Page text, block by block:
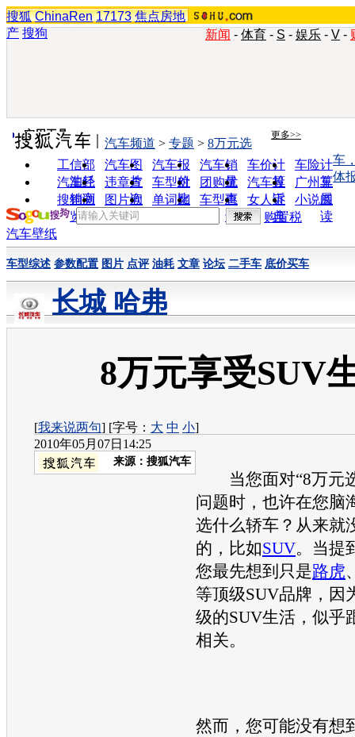
搜狐 ChinaRen 17173 焦点房地
产 搜狗 新闻 - 体育 - S - 娱乐 - V -
实用工具 更多>>
工信部
油耗
汽车图
片
汽车报
价
汽车销
量
车价计
算
车险计
算
汽车经
销商
违章查
询
车型对
比
团购优
惠
汽车投
诉
广州车
展
搜狗浏
览器
图片欣
赏
单词翻
车型查
询
女人宝
典
小说阅
读
汽车频道 > 专题 > 8万元选
车
体
购置税
汽车壁纸
车型综述 参数配置 图片 点评 油耗 文章 论坛 二手车 底价买车
长城 哈弗
8万元享受SUV
[我来说两句] [字号： 大 中 小]
2010年05月07日14:25
来源： 搜狐汽车
当您面对“8万元
问题时，也许在您脑
选什么轿车？从来就
的，比如SUV。当提
您最先想到只是路虎
等顶级SUV品牌，因
级的SUV生活，似乎
相关。
然而，您可能没有想